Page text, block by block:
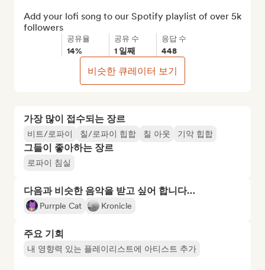
가장 많이 접수되는 장르
비트/로파이 칠/로파이 힙합 칠 아웃 기악 힙합
그들이 좋아하는 장르
로파이 침실
다음과 비슷한 음악을 받고 싶어 합니다…
Purrple Cat Kronicle
주요 기회
내 영향력 있는 플레이리스트에 아티스트 추가
Add your lofi song to our Spotify playlist of over 5k
followers
공유율
14%
공유 수
1 일째
응답 수
448
비슷한 큐레이터 보기